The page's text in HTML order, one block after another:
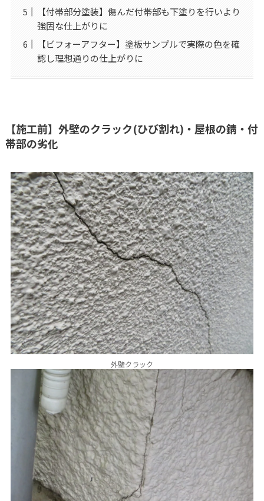
【付帯部分塗装】傷んだ付帯部も下塗りを行いより
強固な仕上がりに
【ビフォーアフター】塗板サンプルで実際の色を確
認し理想通りの仕上がりに
【施工前】外壁のクラック(ひび割れ)・屋根の錆・付
帯部の劣化
外壁クラック